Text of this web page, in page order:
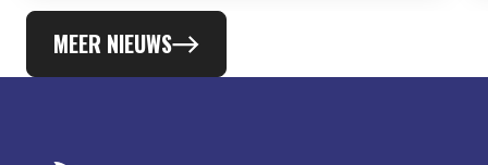
MEER NIEUWS